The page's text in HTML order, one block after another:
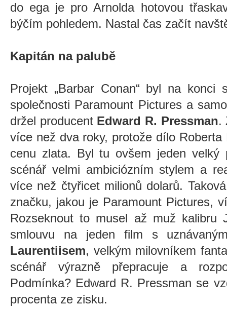
do ega je pro Arnolda hotovou
býčím pohledem. Nastal čas začít
Kapitán na palubě
Projekt „Barbar Conan“ byl na konci
společnosti Paramount Pictures a
držel producent Edward R. Pressman.
více než dva roky, protože dílo
cenu zlata. Byl tu ovšem jeden velký
scénář velmi ambiciózním stylem a
více než čtyřicet milionů dolarů.
značku, jakou je Paramount Pictures,
Rozseknout to musel až muž kalibru
smlouvu na jeden film s
Laurentiisem, velkým milovníkem
scénář výrazně přepracuje a
Podmínka? Edward R. Pressman se
procenta ze zisku.